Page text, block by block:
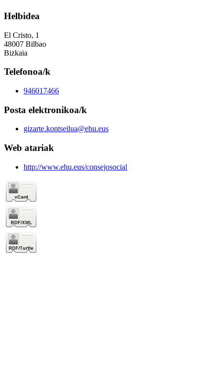
Helbidea
El Cristo, 1
48007 Bilbao
Bizkaia
Telefonoa/k
946017466
Posta elektronikoa/k
gizarte.kontseilua@ehu.eus
Web atariak
http://www.ehu.eus/consejosocial